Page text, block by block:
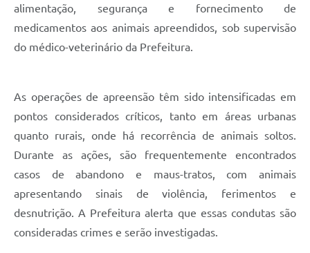
Transparência
SIC
alimentação, segurança e fornecimento de
medicamentos aos animais apreendidos, sob supervisão
do médico-veterinário da Prefeitura.
As operações de apreensão têm sido intensificadas em
pontos considerados críticos, tanto em áreas urbanas
quanto rurais, onde há recorrência de animais soltos.
Durante as ações, são frequentemente encontrados
casos de abandono e maus-tratos, com animais
apresentando sinais de violência, ferimentos e
desnutrição. A Prefeitura alerta que essas condutas são
consideradas crimes e serão investigadas.